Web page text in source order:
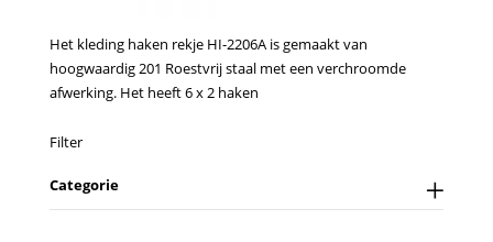
Het kleding haken rekje HI-2206A is gemaakt van
hoogwaardig 201 Roestvrij staal met een verchroomde
afwerking. Het heeft 6 x 2 haken
Filter
Categorie